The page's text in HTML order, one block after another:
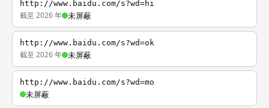
http://www.baidu.com/s?wd=hi
截至 2026 年 未屏蔽
http://www.baidu.com/s?wd=ok
截至 2026 年 未屏蔽
http://www.baidu.com/s?wd=mo
未屏蔽